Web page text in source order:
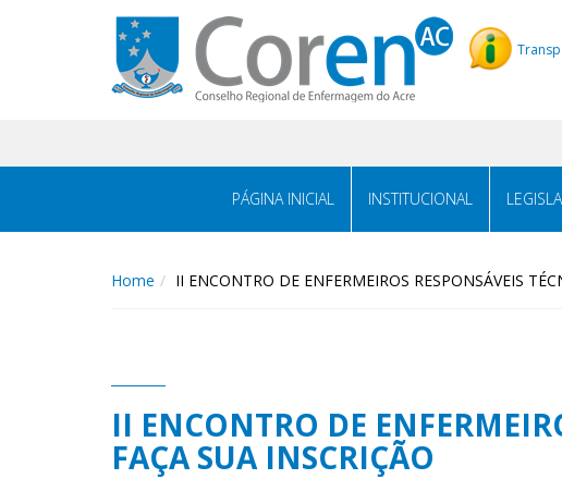
PÁGINA INICIAL INSTITUCIONAL
Home II ENCONTRO DE ENFERMEIROS RESPONSÁVEIS
II ENCONTRO DE
FAÇA SUA INSCRIÇÃO